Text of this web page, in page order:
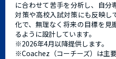
に合わせて苦手を分析し、自分
対策や高校入試対策にも反映し
化で、無理なく将来の目標を見
るように設計しています。
※2026年4月以降提供します。
※Coachez（コーチーズ）は主要